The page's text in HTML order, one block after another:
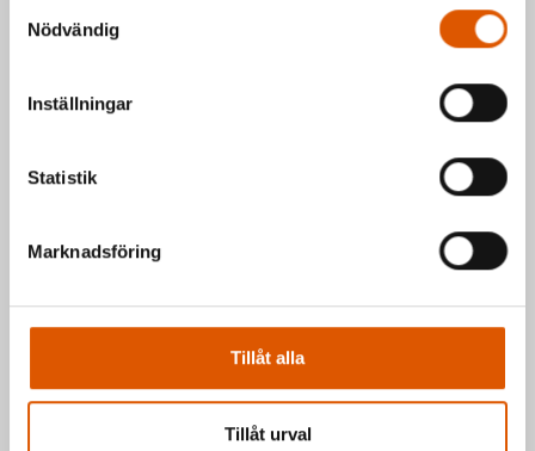
Nödvändig
Inställningar
Statistik
Marknadsföring
Tillåt alla
Tillåt urval